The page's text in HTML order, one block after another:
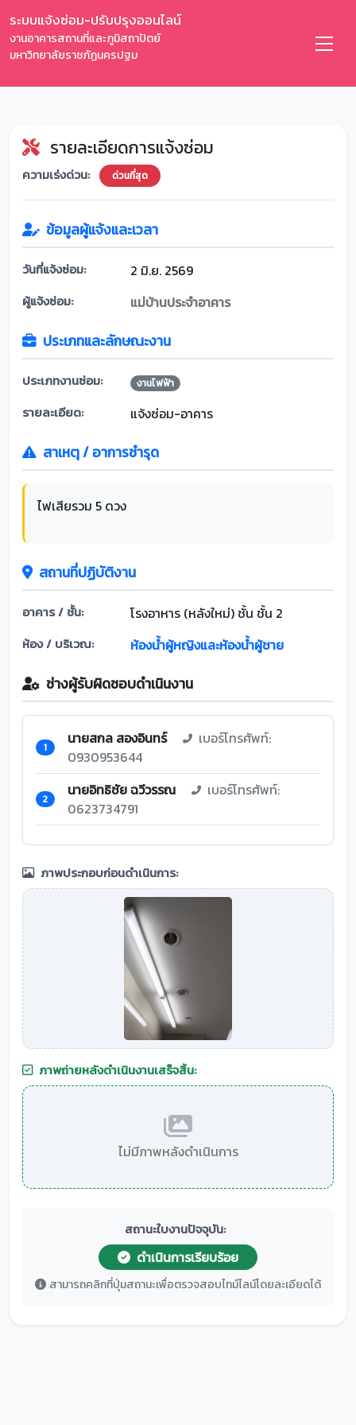
ระบบแจ้งซ่อม-ปรับปรุงออนไลน์
งานอาคารสถานที่และภูมิสถาปัตย์
มหาวิทยาลัยราชภัฏนครปฐม
รายละเอียดการแจ้งซ่อม
ความเร่งด่วน: ด่วนที่สุด
ข้อมูลผู้แจ้งและเวลา
วันที่แจ้งซ่อม: 2 มิ.ย. 2569
ผู้แจ้งซ่อม: แม่บ้านประจำอาคาร
ประเภทและลักษณะงาน
ประเภทงานซ่อม: งานไฟฟ้า
รายละเอียด: แจ้งซ่อม-อาคาร
สาเหตุ / อาการชำรุด
ไฟเสียรวม 5 ดวง
สถานที่ปฏิบัติงาน
อาคาร / ชั้น: โรงอาหาร (หลังใหม่) ชั้น ชั้น 2
ห้อง / บริเวณ: ห้องน้ำผู้หญิงและห้องน้ำผู้ชาย
ช่างผู้รับผิดชอบดำเนินงาน
1 นายสกล สองอินทร์
เบอร์โทรศัพท์:
0930953644
2 นายอิทธิชัย ฉวีวรรณ
เบอร์โทรศัพท์:
0623734791
ภาพประกอบก่อนดำเนินการ:
ภาพถ่ายหลังดำเนินงานเสร็จสิ้น:
ไม่มีภาพหลังดำเนินการ
สถานะใบงานปัจจุบัน:
ดำเนินการเรียบร้อย
สามารถคลิกที่ปุ่มสถานะเพื่อตรวจสอบไทม์ไลน์โดยละเอียดได้